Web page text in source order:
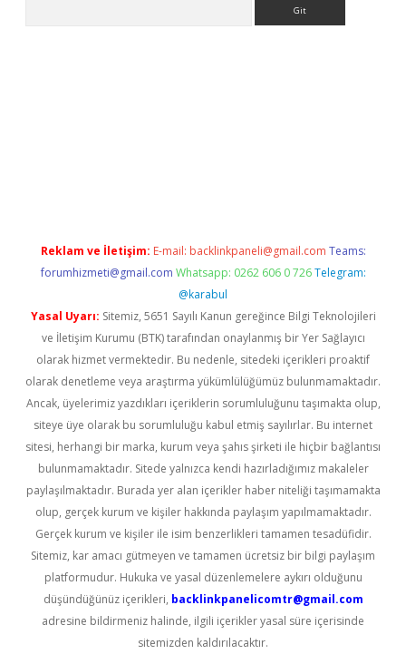
Reklam ve İletişim: E-mail: backlinkpaneli@gmail.com Teams:
forumhizmeti@gmail.com Whatsapp: 0262 606 0 726 Telegram:
@karabul
Yasal Uyarı: Sitemiz, 5651 Sayılı Kanun gereğince Bilgi Teknolojileri
ve İletişim Kurumu (BTK) tarafından onaylanmış bir Yer Sağlayıcı
olarak hizmet vermektedir. Bu nedenle, sitedeki içerikleri proaktif
olarak denetleme veya araştırma yükümlülüğümüz bulunmamaktadır.
Ancak, üyelerimiz yazdıkları içeriklerin sorumluluğunu taşımakta olup,
siteye üye olarak bu sorumluluğu kabul etmiş sayılırlar. Bu internet
sitesi, herhangi bir marka, kurum veya şahıs şirketi ile hiçbir bağlantısı
bulunmamaktadır. Sitede yalnızca kendi hazırladığımız makaleler
paylaşılmaktadır. Burada yer alan içerikler haber niteliği taşımamakta
olup, gerçek kurum ve kişiler hakkında paylaşım yapılmamaktadır.
Gerçek kurum ve kişiler ile isim benzerlikleri tamamen tesadüfidir.
Sitemiz, kar amacı gütmeyen ve tamamen ücretsiz bir bilgi paylaşım
platformudur. Hukuka ve yasal düzenlemelere aykırı olduğunu
düşündüğünüz içerikleri, backlinkpanelicomtr@gmail.com
adresine bildirmeniz halinde, ilgili içerikler yasal süre içerisinde
sitemizden kaldırılacaktır.